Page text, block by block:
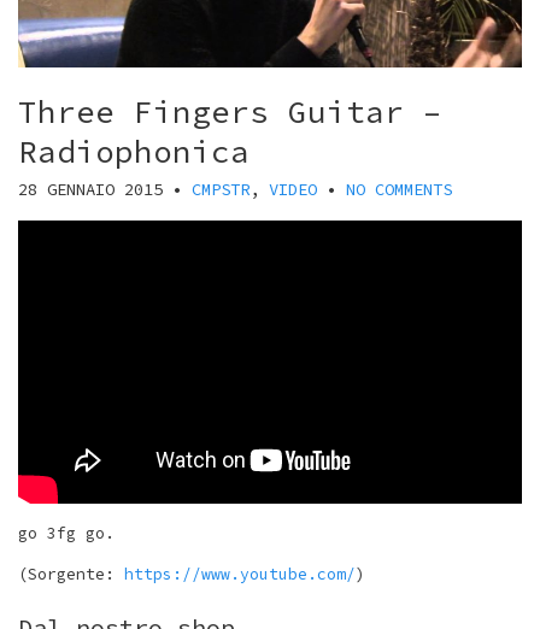
Three Fingers Guitar –
Radiophonica
28 GENNAIO 2015 • CMPSTR, VIDEO • NO COMMENTS
go 3fg go.
(Sorgente: https://www.youtube.com/)